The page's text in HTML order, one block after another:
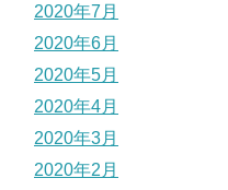
2020年7月
2020年6月
2020年5月
2020年4月
2020年3月
2020年2月